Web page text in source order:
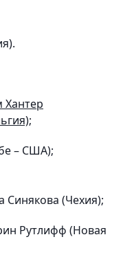
Хантер
– США);
(Чехия);
Рутлифф (Новая